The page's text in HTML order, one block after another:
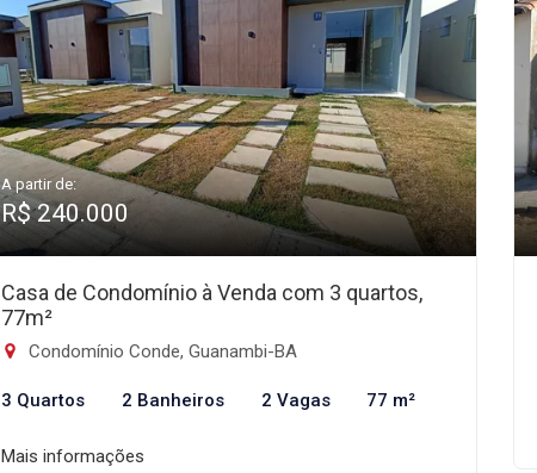
A partir de:
R$ 240.000
Casa de Condomínio à Venda com 3 quartos,
77m²
Condomínio Conde, Guanambi-BA
3 Quartos 2 Banheiros 2 Vagas 77 m²
Mais informações